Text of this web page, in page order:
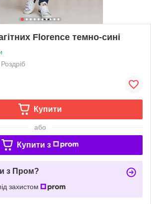
Florence темно-сині
Роздріб
Купити
або
Купити з
з Пром?
захистом